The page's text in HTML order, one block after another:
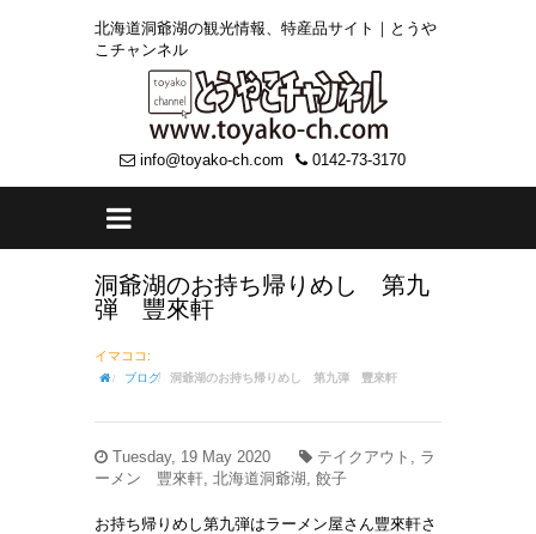
北海道洞爺湖の観光情報、特産品サイト｜とうや
こチャンネル
info@toyako-ch.com 0142-73-3170
洞爺湖のお持ち帰りめし 第九
弾 豐來軒
イマココ:
ブログ 洞爺湖のお持ち帰りめし 第九弾 豐來軒
Tuesday, 19 May 2020
テイクアウト, ラ
ーメン 豐來軒, 北海道洞爺湖, 餃子
お持ち帰りめし第九弾はラーメン屋さん豐來軒さ